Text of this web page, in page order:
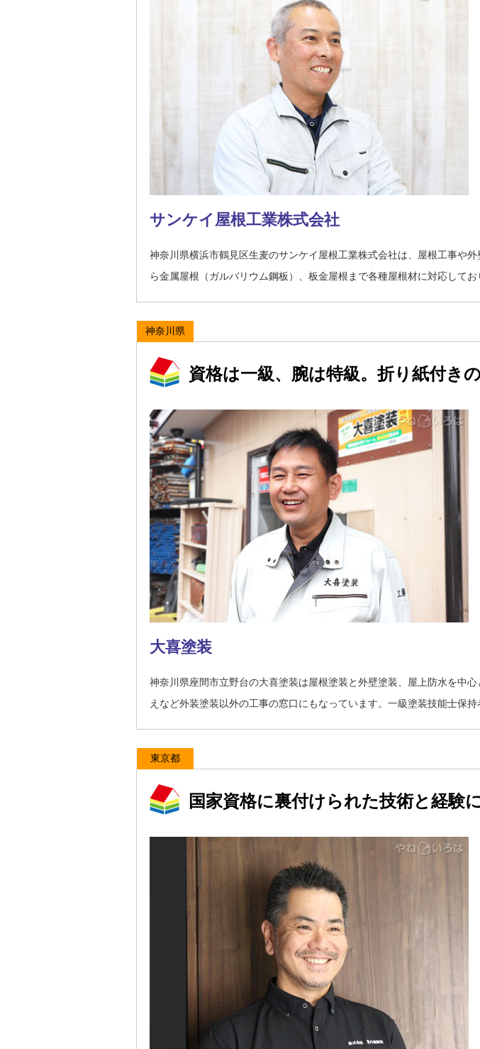
サンケイ屋根工業株式会社
神奈川県横浜市鶴見区生麦のサンケイ屋根工業株式会社は、屋根工事や
ら金属屋根（ガルバリウム鋼板）、板金屋根まで各種屋根材に対応して
神奈川県
資格は一級、腕は特級。折り紙付き
大喜塗装
神奈川県座間市立野台の大喜塗装は屋根塗装と外壁塗装、屋上防水を中
えなど外装塗装以外の工事の窓口にもなっています。一級塗装技能士保
東京都
国家資格に裏付けられた技術と経験